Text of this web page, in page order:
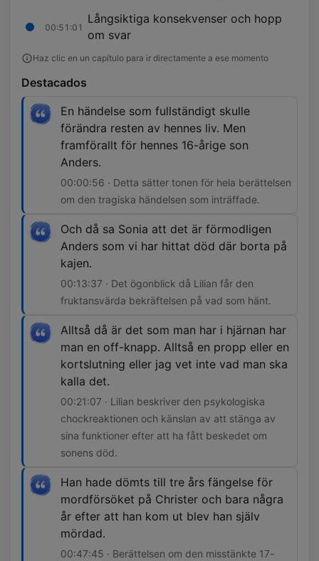
00:51:01
Långsiktiga konsekvenser och hopp
om svar
Haz clic en un capítulo para ir directamente a ese momento
Destacados
En händelse som fullständigt skulle
förändra resten av hennes liv. Men
framförallt för hennes 16-årige son
Anders.
00:00:56 · Detta sätter tonen för hela berättelsen
om den tragiska händelsen som inträffade.
Och då sa Sonia att det är förmodligen
Anders som vi har hittat död där borta på
kajen.
00:13:37 · Det ögonblick då Lilian får den
fruktansvärda bekräftelsen på vad som hänt.
Alltså då är det som man har i hjärnan har
man en off-knapp. Alltså en propp eller en
kortslutning eller jag vet inte vad man ska
kalla det.
00:21:07 · Lilian beskriver den psykologiska
chockreaktionen och känslan av att stänga av
sina funktioner efter att ha fått beskedet om
sonens död.
Han hade dömts till tre års fängelse för
mordförsöket på Christer och bara några
år efter att han kom ut blev han själv
mördad.
00:47:45 · Berättelsen om den misstänkte 17-